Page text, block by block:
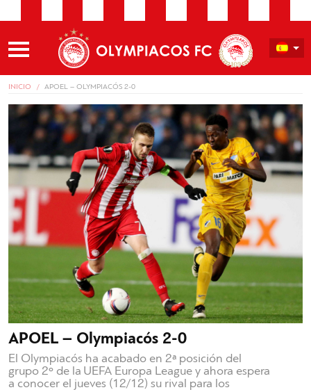
INICIO APOEL – OLYMPIACÓS 2-0
APOEL – Olympiacós 2-0
El Olympiacós ha acabado en 2ª posición del
grupo 2º de la UEFA Europa League y ahora espera
a conocer el jueves (12/12) su rival para los